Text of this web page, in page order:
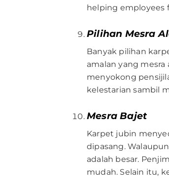
helping employees
Pilihan Mesra
Banyak pilihan
amalan yang
menyokong
kelestarian sambil
Mesra Bajet
Karpet jubin
dipasang.
adalah besar.
mudah. Selain itu,